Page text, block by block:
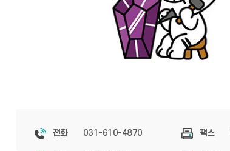
전화 031-610-4870 팩스